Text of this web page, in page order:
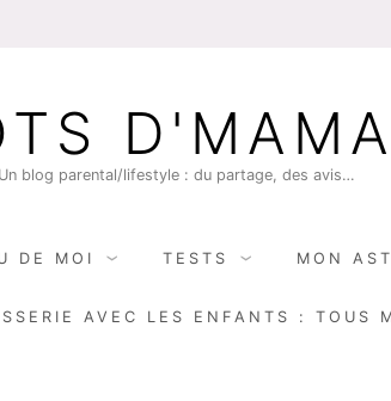
Un blog parental/lifestyle : du partage, des avis…
DE MOI TESTS MON
AVEC LES ENFANTS : TOUS